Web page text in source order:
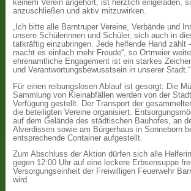
keinem Verein angehört, ist herzlich eingeladen,
anzuschließen und aktiv mitzuwirken.
„Ich bitte alle Barntruper Vereine, Verbände und
unsere Schülerinnen und Schüler, sich auch in
tatkräftig einzubringen. Jede helfende Hand zählt
macht es einfach mehr Freude“, so Ortmeier
ehrenamtliche Engagement ist ein starkes
und Verantwortungsbewusstsein in unserer Stadt.“
Für einen reibungslosen Ablauf ist gesorgt: Die
Sammlung von Kleinabfällen werden von der
Verfügung gestellt. Der Transport der
die beteiligten Vereine organisiert.
auf dem Gelände des städtischen Bauhofes, an
Alverdissen sowie am Bürgerhaus in Sonneborn
entsprechende Container aufgestellt.
Zum Abschluss der Aktion dürfen sich alle
gegen 12:00 Uhr auf eine leckere Erbsensuppe
Versorgungseinheit der Freiwilligen Feuerwehr
wird.